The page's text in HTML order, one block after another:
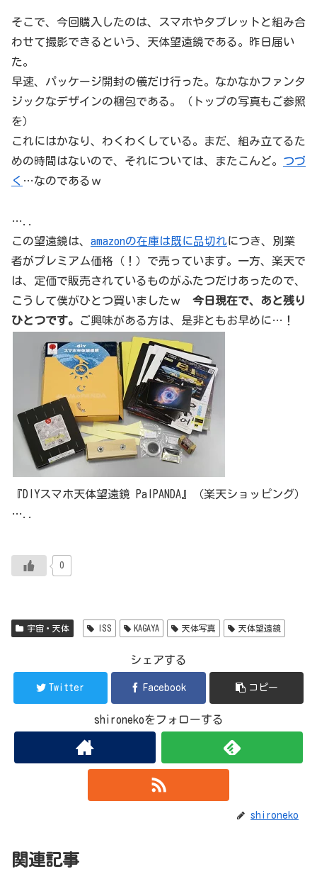
そこで、今回購入したのは、スマホやタブレットと組み合
わせて撮影できるという、天体望遠鏡である。昨日届い
た。
早速、パッケージ開封の儀だけ行った。なかなかファンタ
ジックなデザインの梱包である。（トップの写真もご参照
を）
これにはかなり、わくわくしている。まだ、組み立てるた
めの時間はないので、それについては、またこんど。 つづ
く …なのであるｗ
…..
この望遠鏡は、 amazonの在庫は既に品切れにつき、別業
者がプレミアム価格（！）で売っています。一方、楽天で
は、定価で販売されているものがふたつだけあったので、
こうして僕がひとつ買いましたｗ 今日現在で、あと残り
ひとつです。
ご興味がある方は、是非ともお早めに…！
『DIYスマホ天体望遠鏡 PalPANDA』（楽天ショッピング）
…..
0
宇宙・天体 ISS KAGAYA 天体写真 天体望遠鏡
シェアする
Twitter Facebook コピー
shironekoをフォローする
shironeko
関連記事